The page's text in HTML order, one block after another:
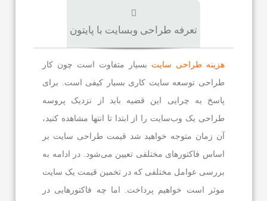
تعرفه طراحی وبسایت با پایتون
هزینه طراحی سایت بسیار متفاوت است چون کار
طراحی توسعه سایت کاری بسیار کیفی است. برای
پاسخ به چرایی این قضیه باید از نزدیک پروسه
طراحی یک وب‌سایت را از ابتدا تا انتها مشاهده کنید،
آن زمان متوجه خواهید شد قیمت طراحی سایت بر
اساس فاکتورهای مختلفی تعیین می‌شود. در ادامه به
بررسی عوامل مختلفی که در تخمین قیمت یک سایت
موثر است خواهیم پرداخت. اما چه فاکتورهایی در